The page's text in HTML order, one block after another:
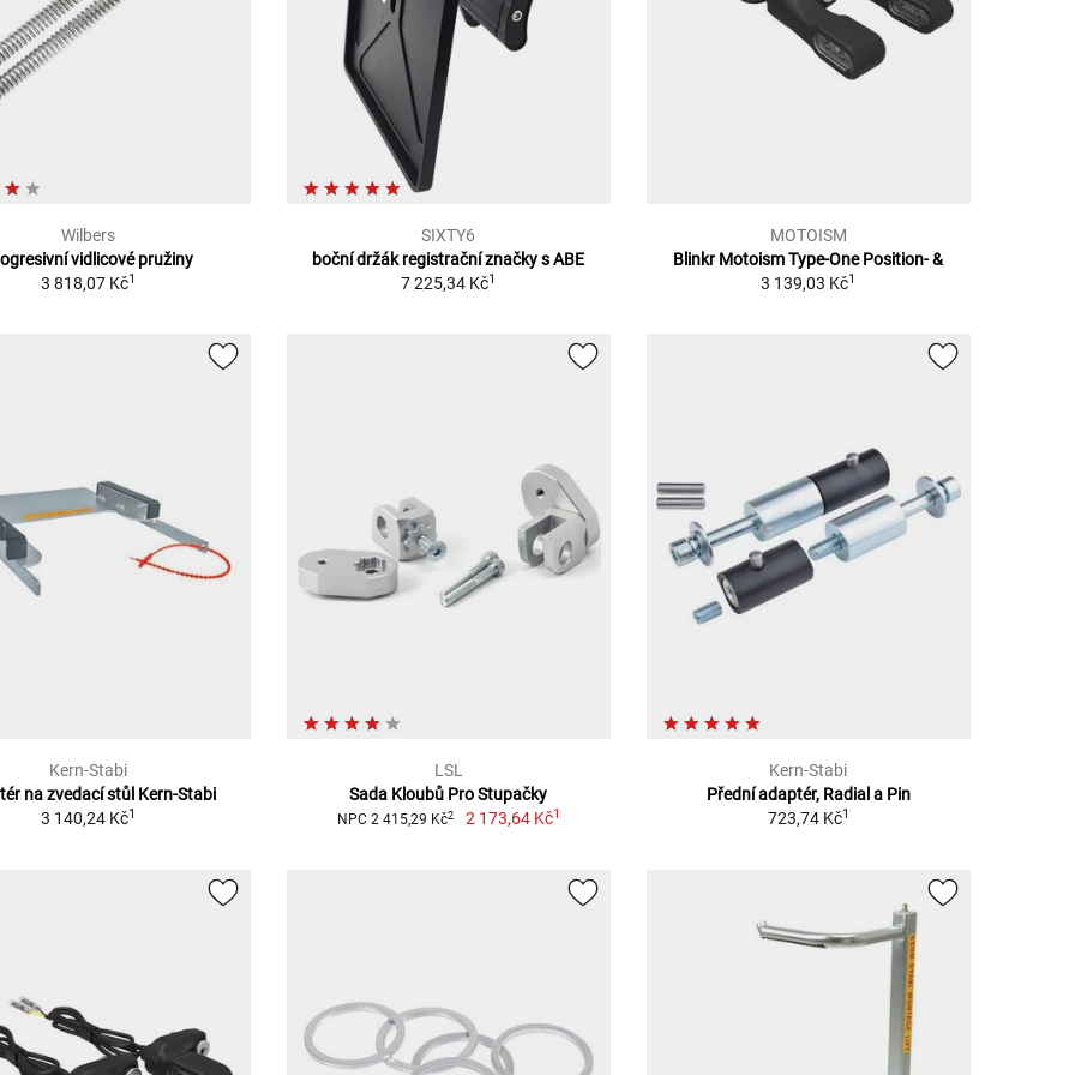
Wilbers
vidlicové pružiny
3 818,07 Kč1
SIXTY6
boční držák registrační značky s ABE
7 225,34 Kč1
MOTOISM
Blinkr Motoism Type-One Position- &
3 139,03 Kč1
Kern-Stabi
na zvedací stůl Kern-Stabi
3 140,24 Kč1
LSL
Sada Kloubů Pro Stupačky
NPC 2 415,29 Kč2 2 173,64 Kč1
Kern-Stabi
Přední adaptér, Radial a Pin
723,74 Kč1